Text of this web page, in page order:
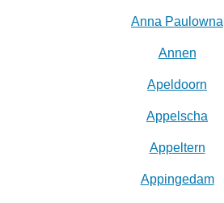
Anna Paulowna
Annen
Apeldoorn
Appelscha
Appeltern
Appingedam